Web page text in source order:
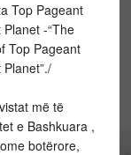
Top Pageant
-“The
Top Pageant
më të
e Bashkuara ,
botërore,